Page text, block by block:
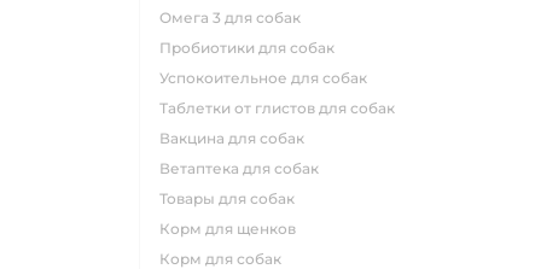
омега 3 для собак
пробиотики для собак
успокоительное для собак
таблетки от глистов для собак
вакцина для собак
ветаптека для собак
товары для собак
корм для щенков
корм для собак